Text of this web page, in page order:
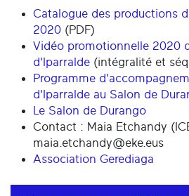
Catalogue des productions
2020 (PDF)
Vidéo promotionnelle 2020
d'Iparralde (intégralité et
Programme
d'Iparralde au Salon de
Le Salon de Durango
Contact : Maia Etchandy
maia.etchandy@eke.eus
Association Gerediaga